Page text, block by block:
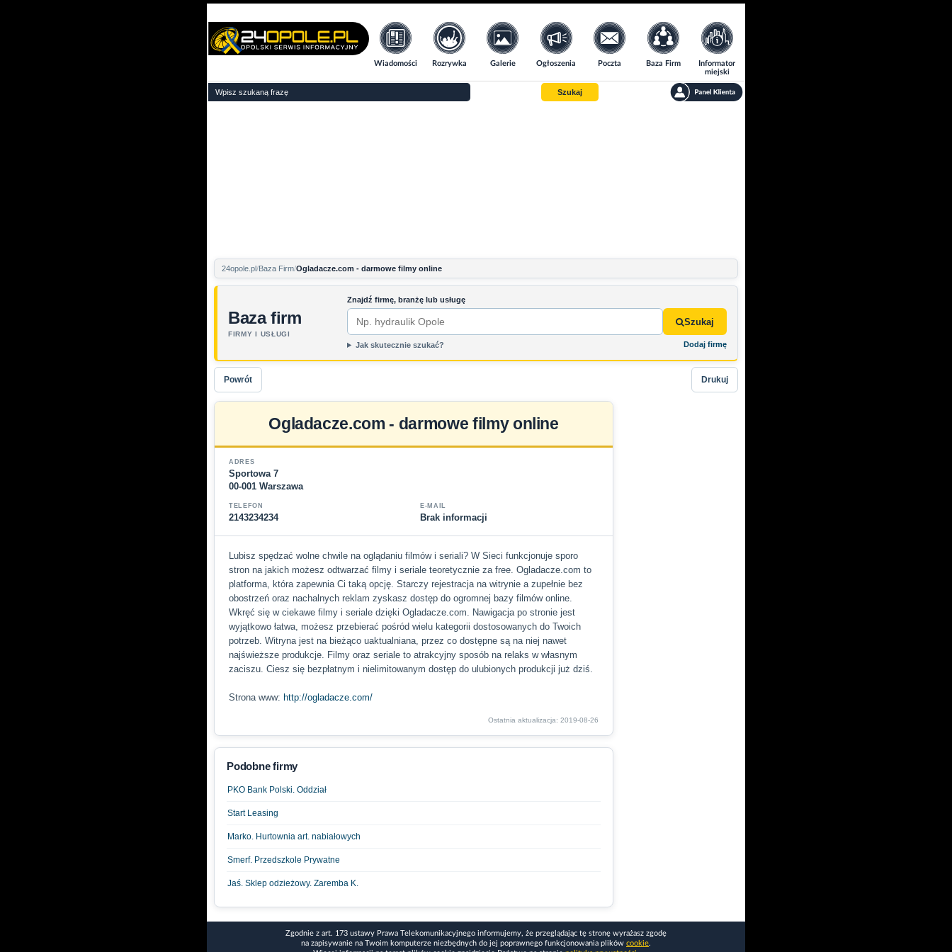
Wiadomości Rozrywka Galerie Ogłoszenia Poczta Baza Firm
Informator
miejski
Szukaj
24opole.pl Baza Firm Ogladacze.com - darmowe filmy online
Baza firm
FIRMY I USŁUGI
Znajdź firmę, branżę lub usługę
Szukaj
Jak skutecznie szukać? Dodaj firmę
Powrót Drukuj
Ogladacze.com - darmowe filmy online
ADRES
Sportowa 7
00-001 Warszawa
TELEFON
2143234234
E-MAIL
Brak informacji
Lubisz spędzać wolne chwile na oglądaniu filmów i seriali? W Sieci funkcjonuje sporo
stron na jakich możesz odtwarzać filmy i seriale teoretycznie za free. Ogladacze.com to
platforma, która zapewnia Ci taką opcję. Starczy rejestracja na witrynie a zupełnie bez
obostrzeń oraz nachalnych reklam zyskasz dostęp do ogromnej bazy filmów online.
Wkręć się w ciekawe filmy i seriale dzięki Ogladacze.com. Nawigacja po stronie jest
wyjątkowo łatwa, możesz przebierać pośród wielu kategorii dostosowanych do Twoich
potrzeb. Witryna jest na bieżąco uaktualniana, przez co dostępne są na niej nawet
najświeższe produkcje. Filmy oraz seriale to atrakcyjny sposób na relaks w własnym
zaciszu. Ciesz się bezpłatnym i nielimitowanym dostęp do ulubionych produkcji już dziś.
Strona www: http://ogladacze.com/
Ostatnia aktualizacja: 2019-08-26
Podobne firmy
PKO Bank Polski. Oddział
Start Leasing
Marko. Hurtownia art. nabiałowych
Smerf. Przedszkole Prywatne
Jaś. Sklep odzieżowy. Zaremba K.
Zgodnie z art. 173 ustawy Prawa Telekomunikacyjnego informujemy, że przeglądając tę stronę wyrażasz zgodę
na zapisywanie na Twoim komputerze niezbędnych do jej poprawnego funkcjonowania plików cookie.